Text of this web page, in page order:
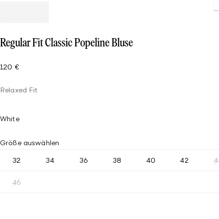
Regular Fit Classic Popeline Bluse
120 €
Relaxed Fit
White
Größe auswählen
32 34 36 38 40 42
46